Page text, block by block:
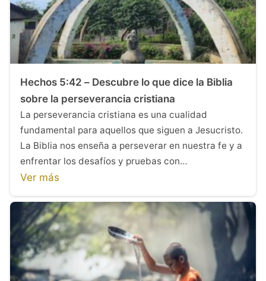
Hechos 5:42 – Descubre lo que dice la Biblia
sobre la perseverancia cristiana
La perseverancia cristiana es una cualidad
fundamental para aquellos que siguen a Jesucristo.
La Biblia nos enseña a perseverar en nuestra fe y a
enfrentar los desafíos y pruebas con…
Ver más